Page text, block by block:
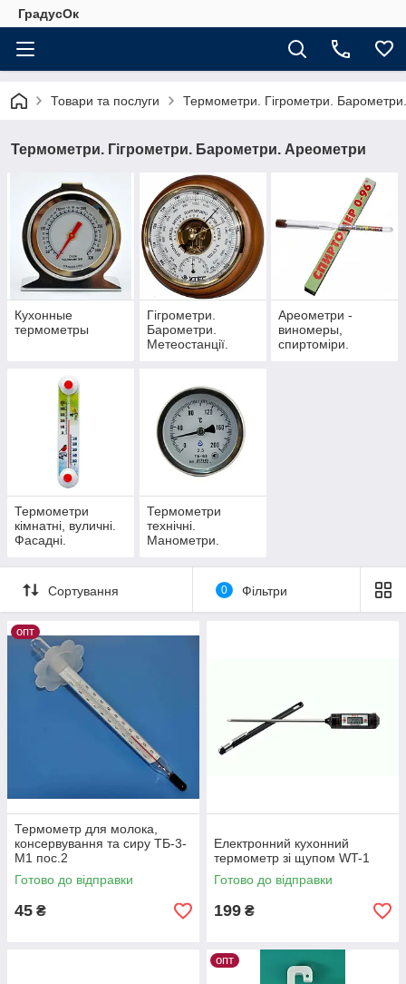
ГрадусОк
Товари та послуги Термометри. Гігрометри.
Термометри. Гігрометри. Барометри. Ареометри
Кухонные
термометры
Гігрометри.
Барометри.
Метеостанції.
Ареометри -
виномеры,
спиртоміри.
Термометри
кімнатні, вуличні.
Фасадні.
Термометри
технічні.
Манометри.
Сортування 0 Фільтри
опт
Термометр для молока,
консервування та сиру ТБ-3-
М1 пос.2
Готово до відправки
45 ₴
Електронний кухонний
термометр зі щупом WT-1
Готово до відправки
199 ₴
опт